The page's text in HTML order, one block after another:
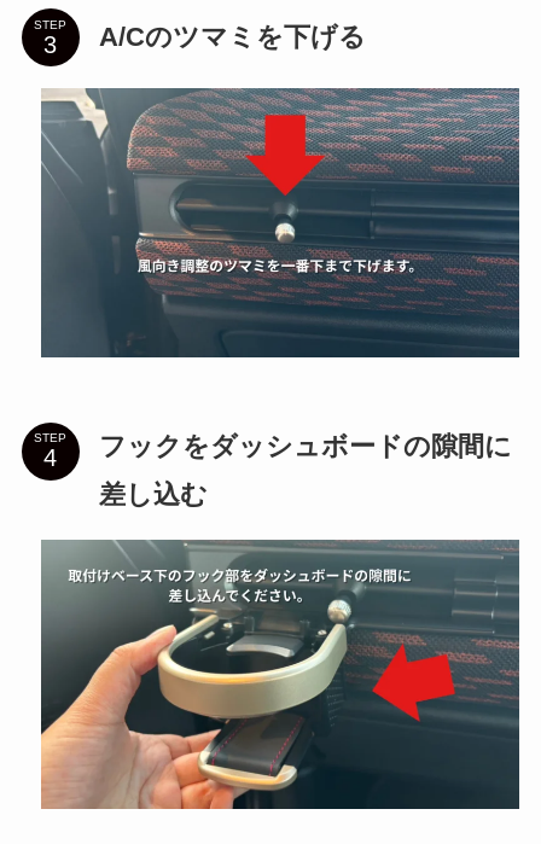
STEP A/Cのツマミを下げる
STEP
フックをダッシュボードの隙間に
差し込む